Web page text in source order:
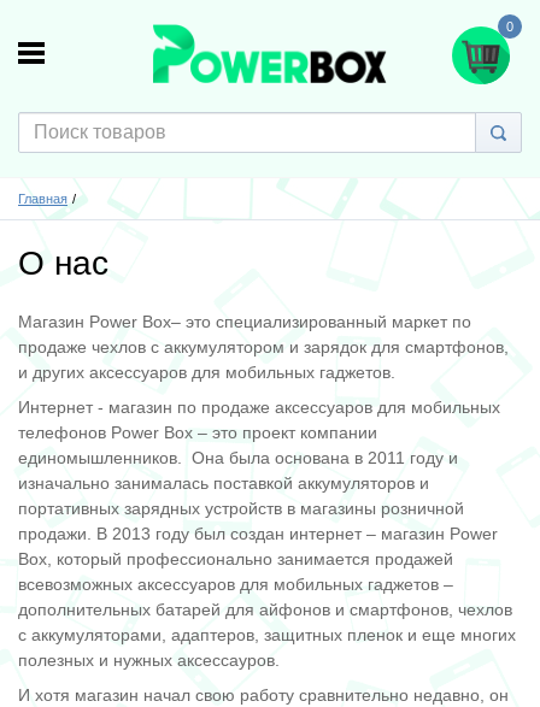
0
Главная
О нас
Магазин Power Box– это специализированный маркет по
продаже чехлов с аккумулятором и зарядок для смартфонов,
и других аксессуаров для мобильных гаджетов.
Интернет - магазин по продаже аксессуаров для мобильных
телефонов Power Box – это проект компании
единомышленников. Она была основана в 2011 году и
изначально занималась поставкой аккумуляторов и
портативных зарядных устройств в магазины розничной
продажи. В 2013 году был создан интернет – магазин Power
Box, который профессионально занимается продажей
всевозможных аксессуаров для мобильных гаджетов –
дополнительных батарей для айфонов и смартфонов, чехлов
с аккумуляторами, адаптеров, защитных пленок и еще многих
полезных и нужных аксессауров.
И хотя магазин начал свою работу сравнительно недавно, он